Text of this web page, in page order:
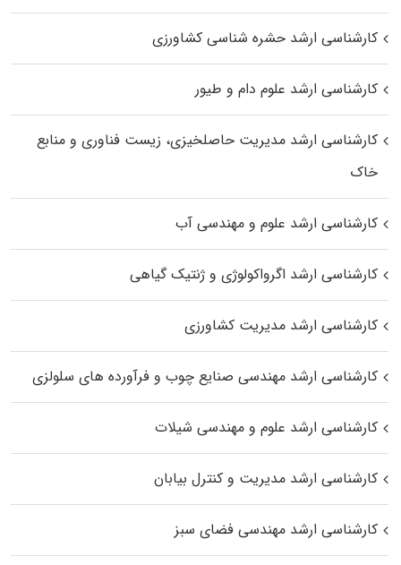
کارشناسی ارشد حشره‌ شناسی کشاورزی
کارشناسی ارشد علوم دام و طیور
کارشناسی ارشد مدیریت حاصلخیزی، زیست فناوری و منابع
خاک
کارشناسی ارشد علوم و مهندسی آب
کارشناسی ارشد اگرواکولوژی و ژنتیک گیاهی
کارشناسی ارشد مدیریت کشاورزی
کارشناسی ارشد مهندسی صنایع چوب و فرآورده‌ های سلولزی
کارشناسی ارشد علوم و مهندسی شیلات
کارشناسی ارشد مدیریت و کنترل بیابان
کارشناسی ارشد مهندسی فضای سبز